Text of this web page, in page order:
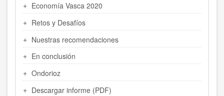
Economía Vasca 2020
Retos y Desafíos
Nuestras recomendaciones
En conclusión
Ondorioz
Descargar informe (PDF)